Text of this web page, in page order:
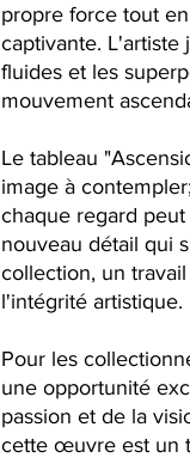
propre force tout
captivante. L'artiste
fluides et les
mouvement
Le tableau
image à
chaque regard
nouveau détail qui
collection, un
l'intégrité artistique.
Pour les
une opportunité
passion et de la
cette œuvre est un